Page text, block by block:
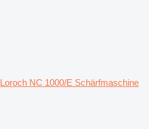
Loroch NC 1000/E Schärfmaschine